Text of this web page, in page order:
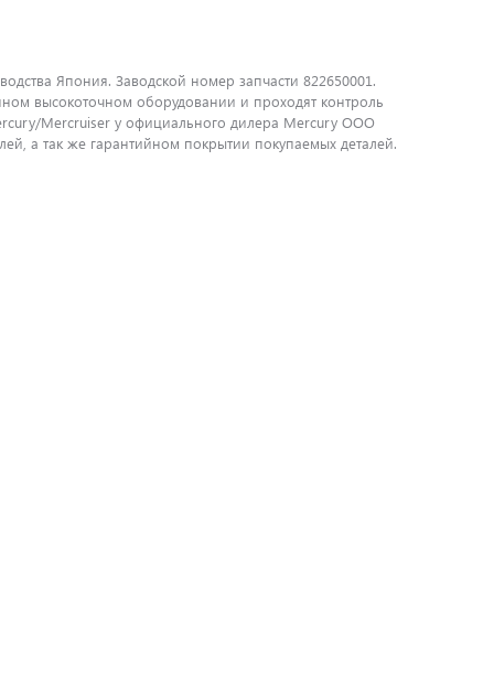
Япония. Заводской номер запчасти 822650001.
высокоточном оборудовании и проходят контроль
Mercruiser у официального дилера Mercury ООО
а так же гарантийном покрытии покупаемых деталей.